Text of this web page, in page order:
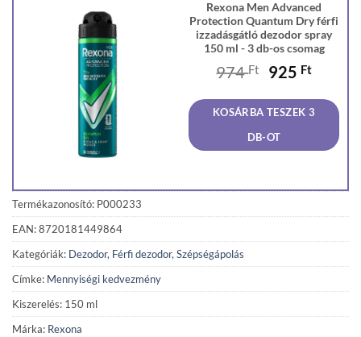
Rexona Men Advanced
Protection Quantum Dry férfi
izzadásgátló dezodor spray
150 ml - 3 db-os csomag
974Ft
Original
was:
974 Ft.
925 Ft
is:
925
KOSÁRBA TESZEK 3
DB-OT
Termékazonosító: P000233
EAN: 8720181449864
Kategóriák: Dezodor, Férfi dezodor,Szépségápolás
Címke: Mennyiségi kedvezmény
Kiszerelés: 150 ml
Márka: Rexona